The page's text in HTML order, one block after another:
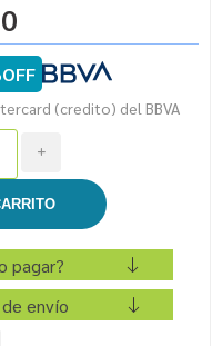
(credito) del BBVA
i
pagar?
envío